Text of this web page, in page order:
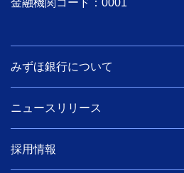
金融機関コード：0001
みずほ銀行について
ニュースリリース
採用情報